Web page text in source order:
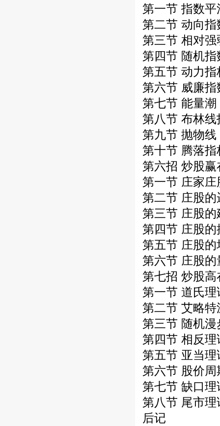
第一节 指数
第二节 动向指
第三节 相对强
第四节 随机指
第五节 动力指
第六节 威廉指
第七节 能量潮
第八节 布林线
第九节 抛物线
第十节 腾落指
第六招 炒股赢
第一节 庄家庄
第二节 庄股的
第三节 庄股的
第四节 庄股的
第五节 庄股的
第六节 庄股的
第七招 炒股高
第一节 道氏理
第二节 艾略特
第三节 随机漫
第四节 相反理
第五节 亚当理
第六节 股价
第七节 缺口理
第八节 尾市理
后记